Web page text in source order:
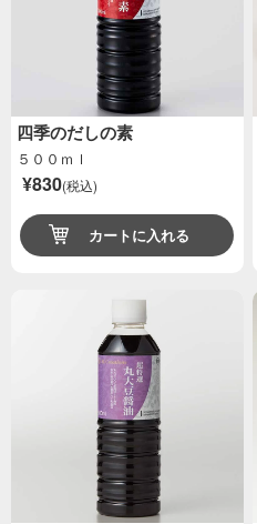
四季のだしの素
５００ｍｌ
¥830(税込)
カートに入れる